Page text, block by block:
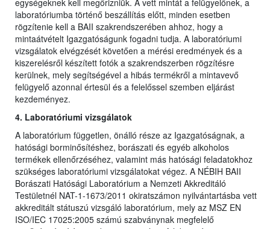
egységeknek kell megőrizniük. A vett mintát a felügyelőnek, a
laboratóriumba történő beszállítás előtt, minden esetben
rögzítenie kell a BAII szakrendszerében ahhoz, hogy a
mintaátvételt Igazgatóságunk fogadni tudja. A laboratóriumi
vizsgálatok elvégzését követően a mérési eredmények és a
kiszerelésről készített fotók a szakrendszerben rögzítésre
kerülnek, mely segítségével a hibás termékről a mintavevő
felügyelő azonnal értesül és a felelőssel szemben eljárást
kezdeményez.
4. Laboratóriumi vizsgálatok
A laboratórium független, önálló része az Igazgatóságnak, a
hatósági borminősítéshez, borászati és egyéb alkoholos
termékek ellenőrzéséhez, valamint más hatósági feladatokhoz
szükséges laboratóriumi vizsgálatokat végez. A NÉBIH BAII
Borászati Hatósági Laboratórium a Nemzeti Akkreditáló
Testületnél NAT-1-1673/2011 okiratszámon nyilvántartásba vett
akkreditált státuszú vizsgáló laboratórium, mely az MSZ EN
ISO/IEC 17025:2005 számú szabványnak megfelelő